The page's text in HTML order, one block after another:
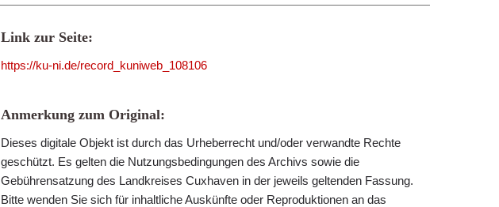
Link zur Seite:
https://ku-ni.de/record_kuniweb_108106
Anmerkung zum Original:
Dieses digitale Objekt ist durch das Urheberrecht und/oder verwandte Rechte
geschützt. Es gelten die Nutzungsbedingungen des Archivs sowie die
Gebührensatzung des Landkreises Cuxhaven in der jeweils geltenden Fassung.
Bitte wenden Sie sich für inhaltliche Auskünfte oder Reproduktionen an das